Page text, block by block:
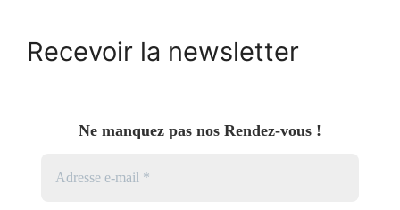
Recevoir la newsletter
Ne manquez pas nos Rendez-vous !